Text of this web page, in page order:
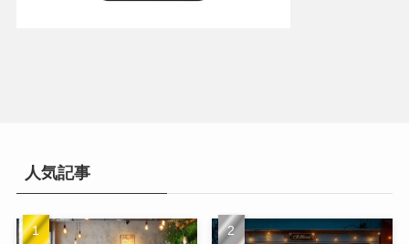
人気記事